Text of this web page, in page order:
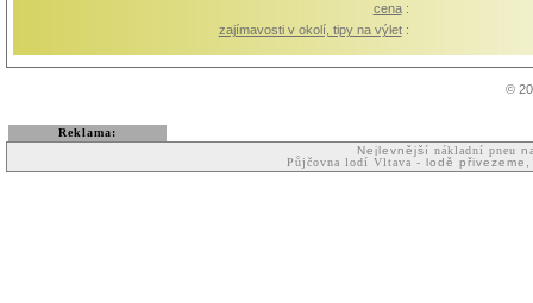
cena:
zajímavosti v okolí, tipy na výlet:
©
Reklama:
Nejlevnější nákladní pneu
Půjčovna lodí Vltava - lodě